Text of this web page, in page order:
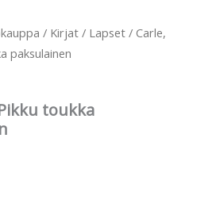
/ Kirjat / Lapset / Carle,
paksulainen
toukka